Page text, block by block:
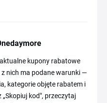
kupony rabatowe
nich ma podane warunki —
kategorie objęte rabatem i
kod", przeczytaj